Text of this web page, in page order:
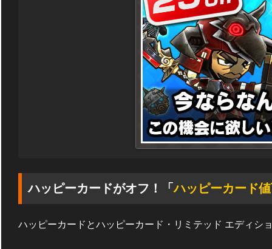
ハッピーカードがオフ！「ハッピーカード
ハッピーカードとハッピーカード・リミテッド エディシ